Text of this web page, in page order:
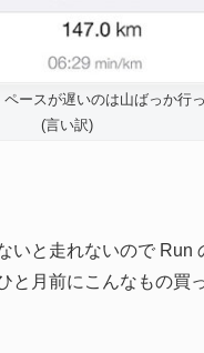
ースが遅いのは山ばっか行
(言い訳)
いと走れないので Run
と月前にこんなもの買